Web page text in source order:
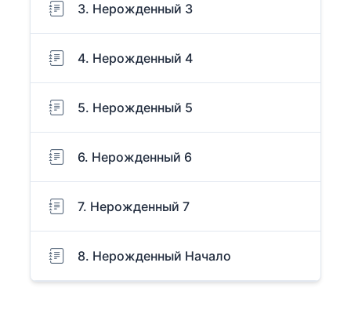
3. Нерожденный 3
4. Нерожденный 4
5. Нерожденный 5
6. Нерожденный 6
7. Нерожденный 7
8. Нерожденный Начало